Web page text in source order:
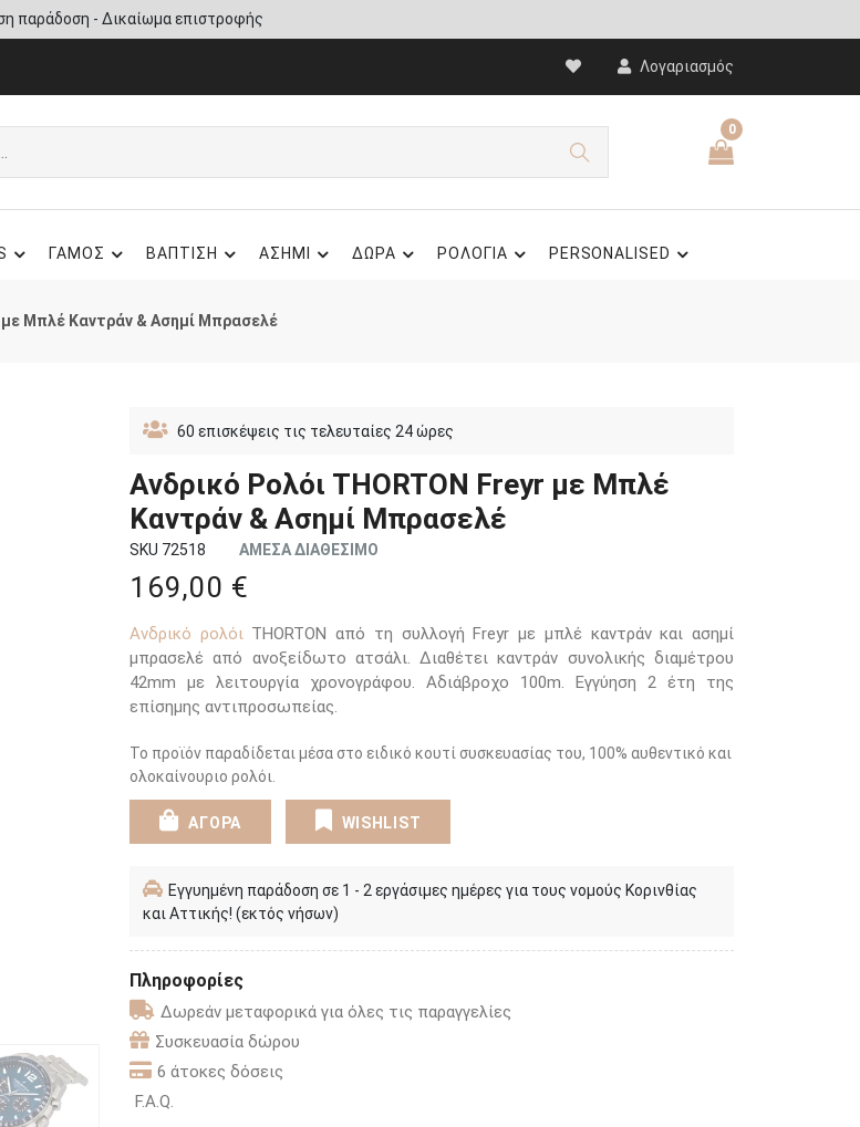
παράδοση - Δικαίωμα επιστροφής
Λογαριασμός
0
ΓΑΜΟΣ ΒΑΠΤΙΣΗ ΑΣΗΜΙ ΔΩΡΑ ΡΟΛΟΓΙΑ PERSONALISED
με Μπλέ Καντράν & Ασημί Μπρασελέ
60 επισκέψεις τις τελευταίες 24 ώρες
Ανδρικό Ρολόι THORTON Freyr με Μπλέ
Καντράν & Ασημί Μπρασελέ
SKU 72518 ΑΜΕΣΑ ΔΙΑΘΕΣΙΜΟ
169,00 €
Ανδρικό ρολόιTHORTON από τη συλλογή Freyr με μπλέ καντράν και ασημί
μπρασελέ από ανοξείδωτο ατσάλι. Διαθέτει καντράν συνολικής διαμέτρου
42mm με λειτουργία χρονογράφου. Αδιάβροχο 100m. Εγγύηση 2 έτη της
επίσημης αντιπροσωπείας.
Το προϊόν παραδίδεται μέσα στο ειδικό κουτί συσκευασίας του, 100% αυθεντικό και
ολοκαίνουριο ρολόι.
ΑΓΟΡΑ WISHLIST
Εγγυημένη παράδοση σε 1 - 2 εργάσιμες ημέρες για τους νομούς Κορινθίας
και Αττικής! (εκτός νήσων)
Πληροφορίες
Δωρεάν μεταφορικά για όλες τις παραγγελίες
Συσκευασία δώρου
6 άτοκες δόσεις
F.A.Q.